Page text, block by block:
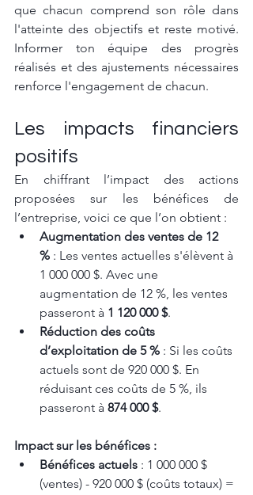
que chacun comprend son rôle dans
l'atteinte des objectifs et reste motivé.
Informer ton équipe des progrès
réalisés et des ajustements nécessaires
renforce l'engagement de chacun.
Les impacts financiers
positifs
En chiffrant l’impact des actions
proposées sur les bénéfices de
l’entreprise, voici ce que l’on obtient :
Augmentation des ventes de 12
% : Les ventes actuelles s'élèvent à
1 000 000 $. Avec une
augmentation de 12 %, les ventes
passeront à 1 120 000 $.
Réduction des coûts
d’exploitation de 5 % : Si les coûts
actuels sont de 920 000 $. En
réduisant ces coûts de 5 %, ils
passeront à 874 000 $.
Impact sur les bénéfices :
Bénéfices actuels : 1 000 000 $
(ventes) - 920 000 $ (coûts totaux) =